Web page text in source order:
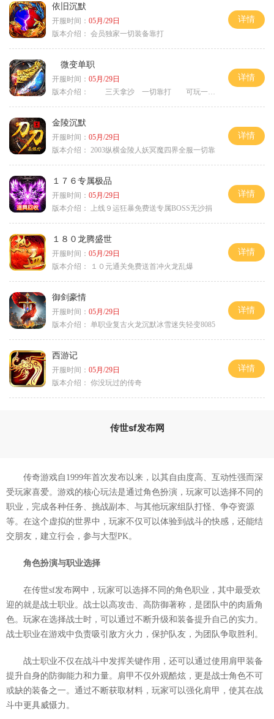
依旧沉默
开服时间： 05月/29日
版本介绍： 会员独家一切装备靠打
详情
微变单职
开服时间： 05月/29日
版本介绍：
三天拿沙 一切靠打 可玩一年
详情
金陵沉默
开服时间： 05月/29日
版本介绍： 2003纵横金陵人妖冥魔四界全服一切靠
详情
１７６专属极品
开服时间： 05月/29日
版本介绍：
上线９运狂暴免费送专属BOSS无沙捐
详情
１８０龙腾盛世
开服时间： 05月/29日
版本介绍：
１０元通关免费送首冲火龙乱爆
详情
御剑豪情
开服时间： 05月/29日
版本介绍： 单职业复古火龙沉默冰雪迷失轻变8085
详情
西游记
开服时间： 05月/29日
版本介绍： 你没玩过的传奇
详情
传世sf发布网
传奇游戏自1999年首次发布以来，以其自由度高、互动性强而深
受玩家喜爱。游戏的核心玩法是通过角色扮演，玩家可以选择不同的
职业，完成各种任务、挑战副本、与其他玩家组队打怪、争夺资源
等。在这个虚拟的世界中，玩家不仅可以体验到战斗的快感，还能结
交朋友，建立行会，参与大型PK。
角色扮演与职业选择
在传世sf发布网中，玩家可以选择不同的角色职业，其中最受欢
迎的就是战士职业。战士以高攻击、高防御著称，是团队中的肉盾角
色。玩家在选择战士时，可以通过不断升级和装备提升自己的实力。
战士职业在游戏中负责吸引敌方火力，保护队友，为团队争取胜利。
战士职业不仅在战斗中发挥关键作用，还可以通过使用肩甲装备
提升自身的防御能力和力量。肩甲不仅外观酷炫，更是战士角色不可
或缺的装备之一。通过不断获取材料，玩家可以强化肩甲，使其在战
斗中更具威慑力。